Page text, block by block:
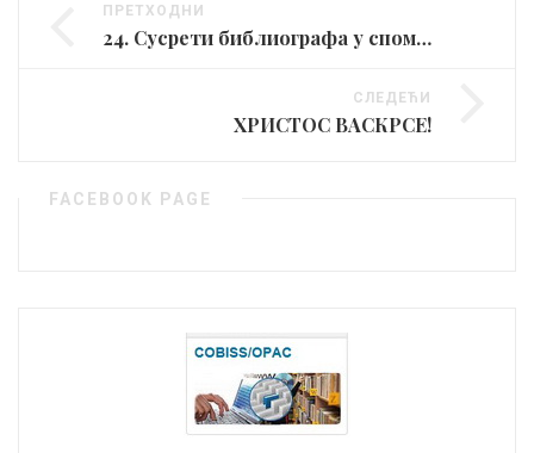
ПРЕТХОДНИ
24. Сусрети библиографа у спомен на др Георгија Михаиловића
СЛЕДЕЋИ
ХРИСТОС ВАСКРСЕ!
FACEBOOK PAGE